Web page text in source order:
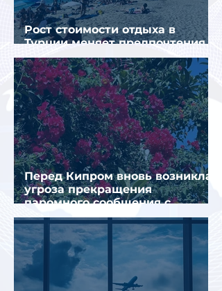
Рост стоимости отдыха в
Турции меняет предпочтения
туристов
Перед Кипром вновь возникла
угроза прекращения
паромного сообщения с
Грецией